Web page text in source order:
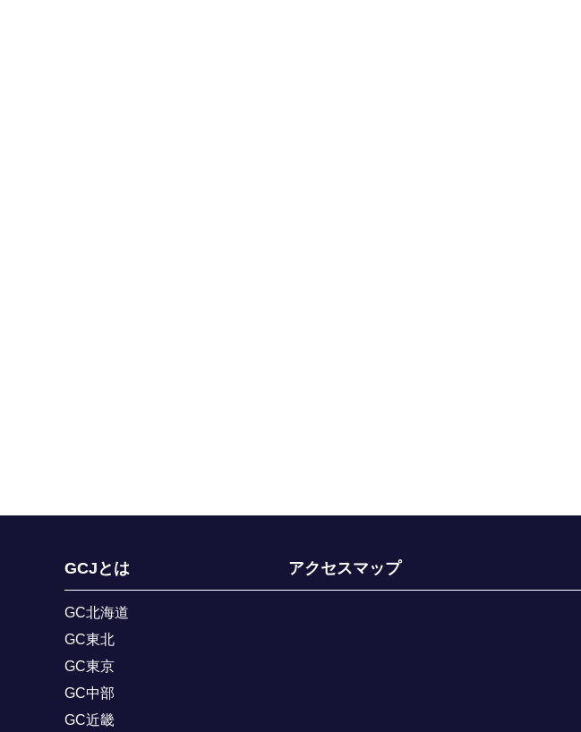
GCJとは
GC北海道
GC東北
GC東京
GC中部
GC近畿
アクセスマップ